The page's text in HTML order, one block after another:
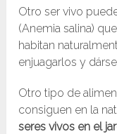
Otro ser vivo
(Anemia salina)
habitan
enjuagarlos y
Otro tipo de
consiguen en la
seres vivos en el